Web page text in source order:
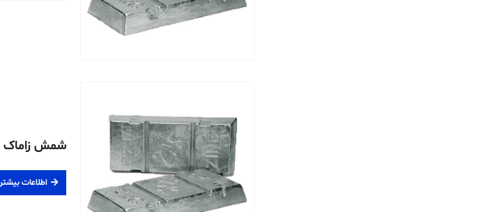
شمش زاماک ۸
اطلاعات بیشتر